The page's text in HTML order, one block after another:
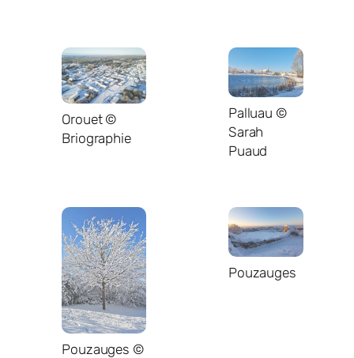
Orouet ©
Briographie
Palluau ©
Sarah
Puaud
Pouzauges ©
Pouzauges